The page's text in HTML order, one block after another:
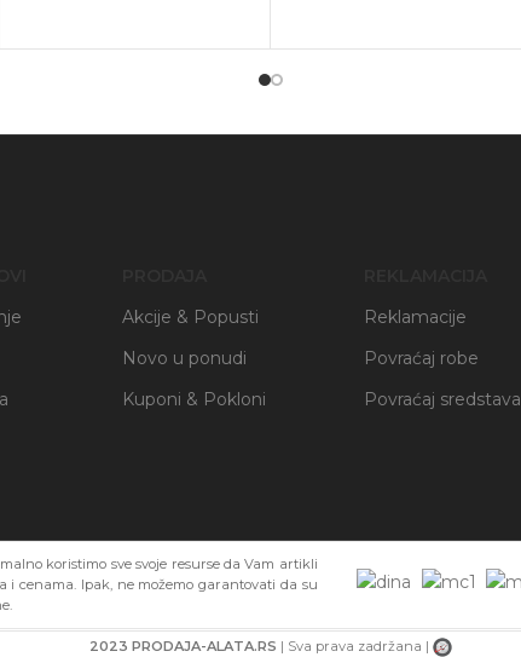
Akcije & Popusti
Novo u ponudi
Kuponi & Pokloni
Reklamacije
Povraćaj robe
Povraćaj sredstava
koristimo sve svoje resurse da Vam artikli
cenama. Ipak, ne možemo garantovati da su
2023 PRODAJA-ALATA.RS | Sva prava zadržana |